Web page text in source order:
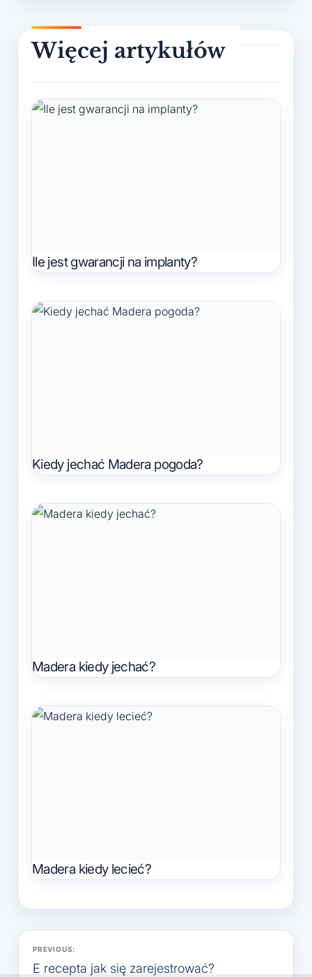
Ile jest gwarancji na implanty?
Kiedy jechać Madera pogoda?
Madera kiedy jechać?
Madera kiedy lecieć?
Nawigacja
wpisu
PREVIOUS:
E recepta jak się zarejestrować?